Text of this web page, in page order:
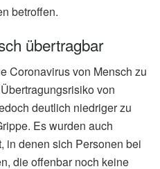
betroffen.
übertragbar
Coronavirus von Mensch zu
von
deutlich niedriger zu
Es wurden auch
in denen sich Personen bei
die offenbar noch keine